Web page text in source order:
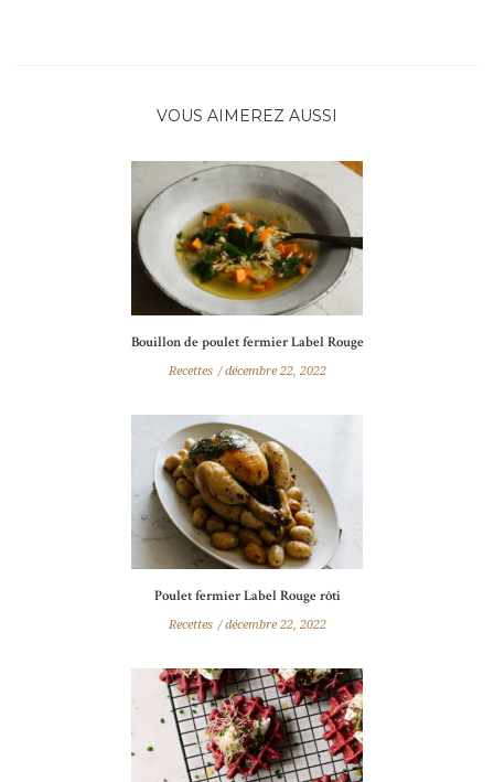
VOUS AIMEREZ AUSSI
Bouillon de poulet fermier Label Rouge
Recettes décembre 22, 2022
Poulet fermier Label Rouge rôti
Recettes décembre 22, 2022